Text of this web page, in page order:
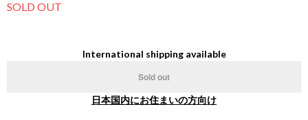
SOLD OUT
International shipping available
Sold out
日本国内にお住まいの方向け